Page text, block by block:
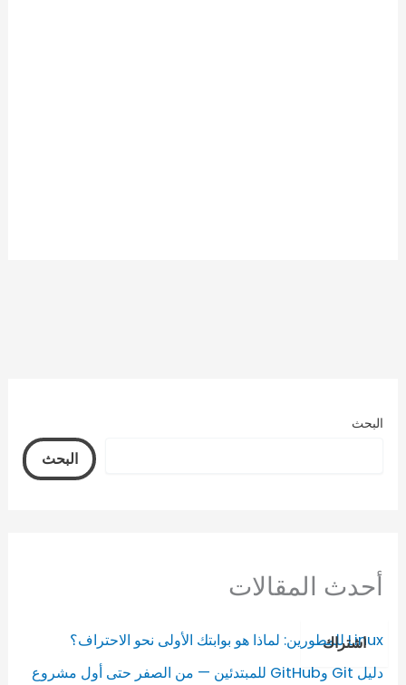
البحث
البحث
أحدث المقالات
Linux للمطورين: لماذا هو بوابتك الأولى نحو الاحتراف؟
دليل Git وGitHub للمبتدئين — من الصفر حتى أول مشروع
اشتراك